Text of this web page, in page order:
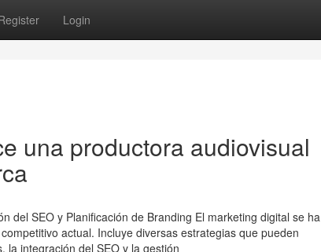
Login
una productora audiovisual
del SEO y Planificación de Branding El marketing digital se ha
actual. Incluye diversas estrategias que pueden
la integración del SEO y la gestión